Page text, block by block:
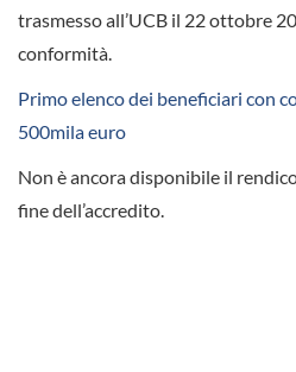
trasmesso all’UCB il 22 ottobre
conformità.
Primo elenco dei beneficiari con
500mila euro
Non è ancora disponibile il
fine dell’accredito.